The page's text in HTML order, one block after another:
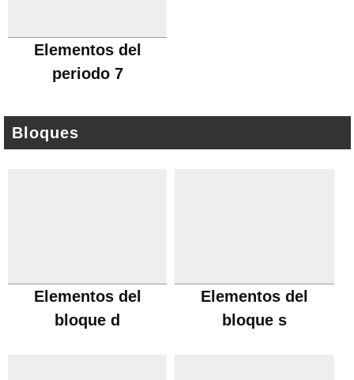
Elementos del
periodo 7
Bloques
Elementos del
bloque d
Elementos del
bloque s